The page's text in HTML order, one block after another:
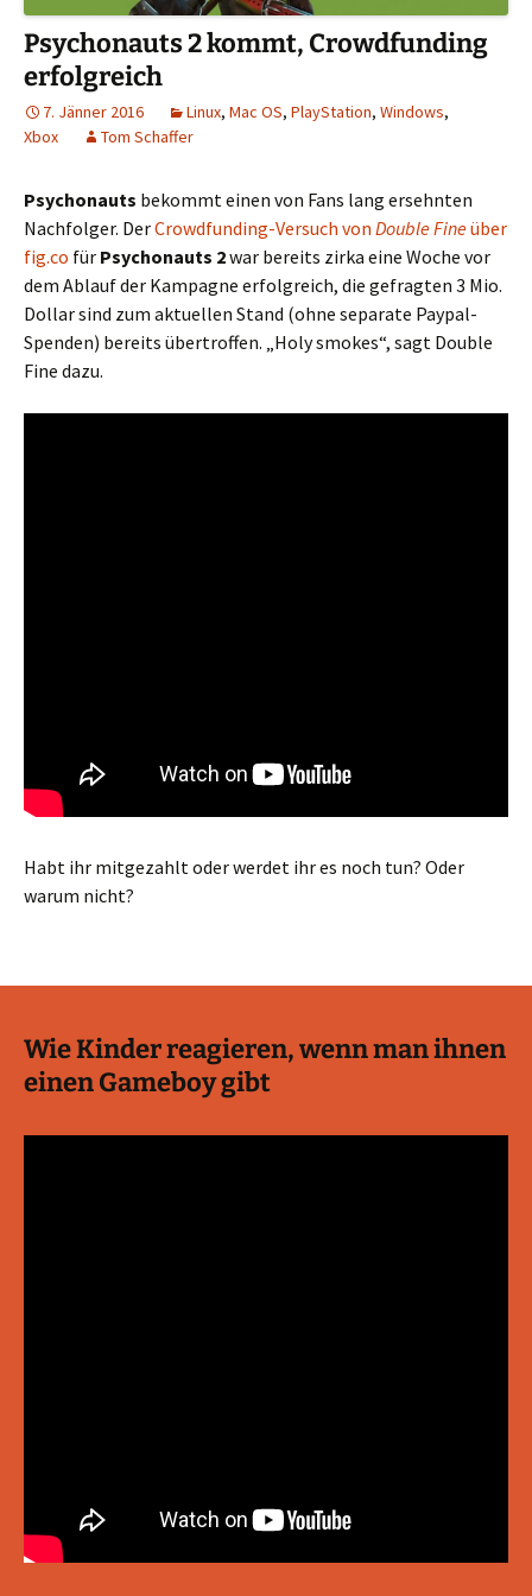
Psychonauts 2 kommt, Crowdfunding
erfolgreich
7. Jänner 2016 Linux, Mac OS, PlayStation, Windows,
Xbox
Tom Schaffer
Psychonauts bekommt einen von Fans lang ersehnten
Nachfolger. DerCrowdfunding-Versuch von Double Fineüber
fig.co für Psychonauts 2war bereits zirka eine Woche vor
dem Ablauf der Kampagne erfolgreich, die gefragten 3 Mio.
Dollar sind zum aktuellen Stand (ohne separate Paypal-
Spenden) bereits übertroffen. „Holy smokes“, sagt Double
Fine dazu.
Habt ihr mitgezahlt oder werdet ihr es noch tun? Oder
warum nicht?
Wie Kinder reagieren, wenn man ihnen
einen Gameboy gibt